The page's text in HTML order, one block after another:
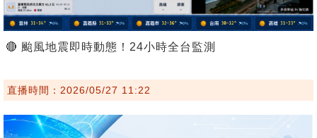
🔴 颱風地震即時動態！24小時全台監測
直播時間：2026/05/27 11:22